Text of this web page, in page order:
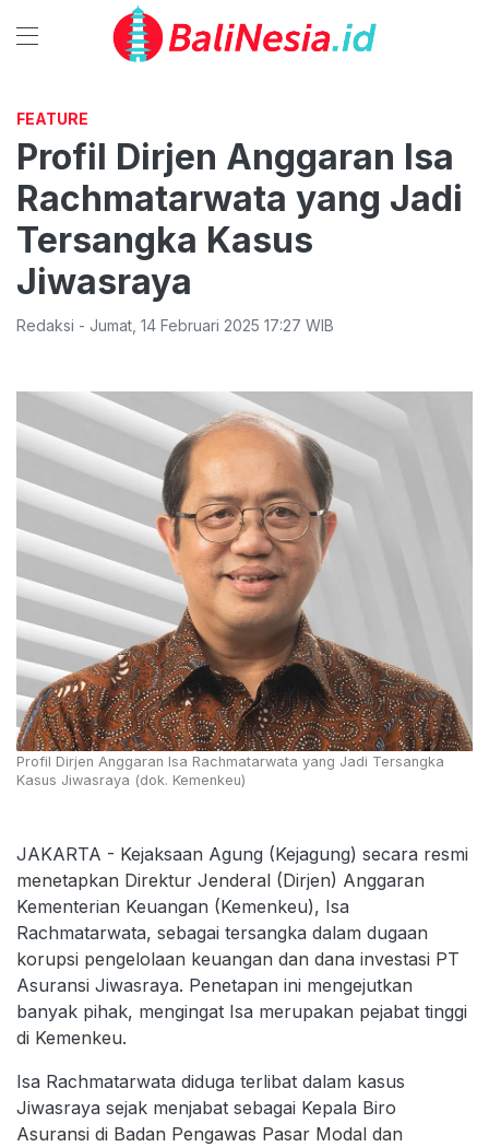
FEATURE
Profil Dirjen Anggaran Isa
Rachmatarwata yang Jadi
Tersangka Kasus
Jiwasraya
Redaksi - Jumat 14 Februari 2025 17:27 WIB
Profil Dirjen Anggaran Isa Rachmatarwata yang Jadi Tersangka
Kasus Jiwasraya (dok. Kemenkeu)
JAKARTA - Kejaksaan Agung (Kejagung) secara resmi
menetapkan Direktur Jenderal (Dirjen) Anggaran
Kementerian Keuangan (Kemenkeu), Isa
Rachmatarwata, sebagai tersangka dalam dugaan
korupsi pengelolaan keuangan dan dana investasi PT
Asuransi Jiwasraya. Penetapan ini mengejutkan
banyak pihak, mengingat Isa merupakan pejabat tinggi
di Kemenkeu.
Isa Rachmatarwata diduga terlibat dalam kasus
Jiwasraya sejak menjabat sebagai Kepala Biro
Asuransi di Badan Pengawas Pasar Modal dan